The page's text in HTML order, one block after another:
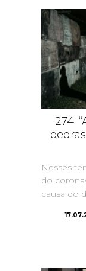
274.
Nesses
do
causa do